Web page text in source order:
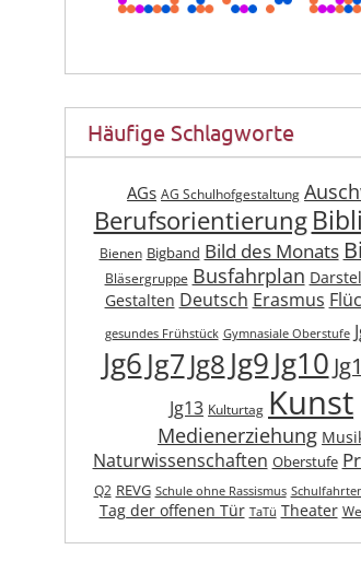
Häufige Schlagworte
AGs AG Schulhofgestaltung
Berufsorientierung
Bienen Bigband Bild des Monats
Bläsergruppe Busfahrplan
Gestalten Deutsch Erasmus
gesundes Frühstück Gymnasiale Oberstufe
Jg6 Jg7 Jg8 Jg9Jg10
Jg13 Kulturtag Kunst
Medienerziehung
Naturwissenschaften Oberstufe
Q2 REVG Schule ohne Rassismus
Tag der offenen Tür TaTü Theater